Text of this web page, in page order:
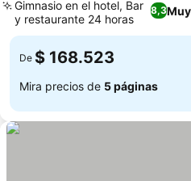
8,3
Gimnasio en el hotel, Bar
y restaurante 24 horas
De $ 168.523
Mira precios de 5 páginas